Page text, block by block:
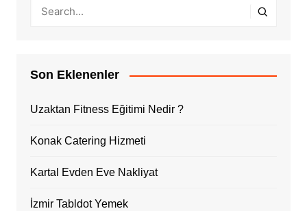
Son Eklenenler
Uzaktan Fitness Eğitimi Nedir ?
Konak Catering Hizmeti
Kartal Evden Eve Nakliyat
İzmir Tabldot Yemek